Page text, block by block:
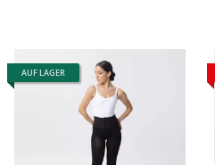
AUF LAGER